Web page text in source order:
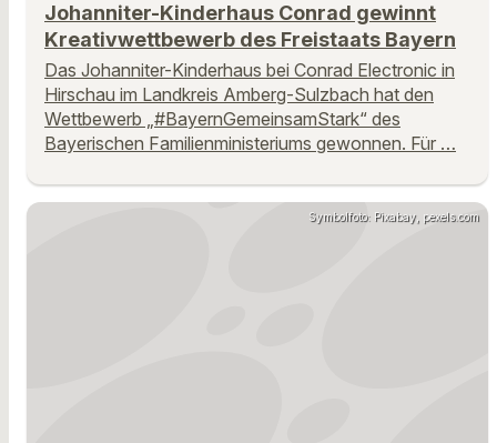
Johanniter-Kinderhaus Conrad gewinnt
Kreativwettbewerb des Freistaats Bayern
Das Johanniter-Kinderhaus bei Conrad Electronic in
Hirschau im Landkreis Amberg-Sulzbach hat den
Wettbewerb „#BayernGemeinsamStark“ des
Bayerischen Familienministeriums gewonnen. Für …
Symbolfoto: Pixabay, pexels.com